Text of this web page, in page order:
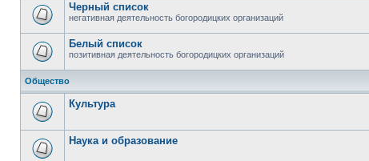
Черный список
негативная деятельность богородицких организаций
Белый список
позитивная деятельность богородицких организаций
Общество
Культура
Наука и образование